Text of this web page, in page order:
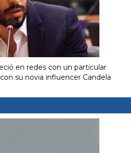
en redes con un particular
su novia influencer Candela